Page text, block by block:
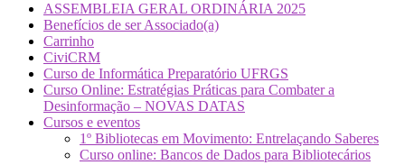
ASSEMBLEIA GERAL ORDINÁRIA 2025
Benefícios de ser Associado(a)
Carrinho
CiviCRM
Curso de Informática Preparatório UFRGS
Curso Online: Estratégias Práticas para Combater a
Desinformação – NOVAS DATAS
Cursos e eventos
1º Bibliotecas em Movimento: Entrelaçando Saberes
Curso online: Bancos de Dados para Bibliotecários